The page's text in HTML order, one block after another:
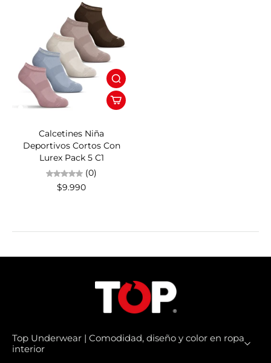
Calcetines Niña
Deportivos Cortos Con
Lurex Pack 5 C1
(0)
$9.990
Top Underwear | Comodidad, diseño y color en ropa
interior